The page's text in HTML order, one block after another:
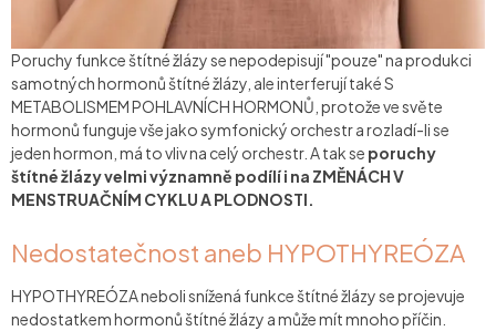
Poruchy funkce štítné žlázy se nepodepisují "pouze" na produkci
samotných hormonů štítné žlázy, ale interferují také S
METABOLISMEM POHLAVNÍCH HORMONŮ, protože ve světe
hormonů funguje vše jako symfonický orchestr a rozladí-li se
jeden hormon, má to vliv na celý orchestr. A tak se poruchy
štítné žlázy velmi významně podílí i na ZMĚNÁCH V
MENSTRUAČNÍM CYKLU A PLODNOSTI.
Nedostatečnost aneb HYPOTHYREÓZA
HYPOTHYREÓZA neboli snížená funkce štítné žlázy se projevuje
nedostatkem hormonů štítné žlázy a může mít mnoho příčin.